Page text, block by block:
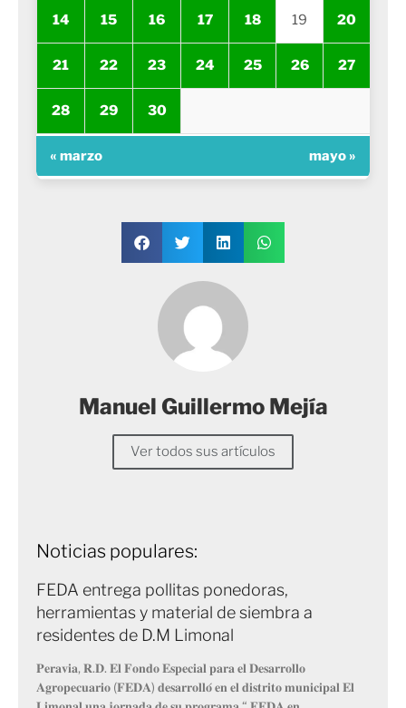
14 15 16 17 18 19 20
21 22 23 24 25 26 27
28 29 30
« marzo mayo »
Manuel Guillermo Mejía
Ver todos sus artículos
Noticias populares:
FEDA entrega pollitas ponedoras,
herramientas y material de siembra a
residentes de D.M Limonal
𝐏𝐞𝐫𝐚𝐯𝐢𝐚, 𝐑.𝐃. 𝐄𝐥 𝐅𝐨𝐧𝐝𝐨 𝐄𝐬𝐩𝐞𝐜𝐢𝐚𝐥 𝐩𝐚𝐫𝐚 𝐞𝐥 𝐃𝐞𝐬𝐚𝐫𝐫𝐨𝐥𝐥𝐨
𝐀𝐠𝐫𝐨𝐩𝐞𝐜𝐮𝐚𝐫𝐢𝐨 (𝐅𝐄𝐃𝐀) 𝐝𝐞𝐬𝐚𝐫𝐫𝐨𝐥𝐥𝐨́ 𝐞𝐧 𝐞𝐥 𝐝𝐢𝐬𝐭𝐫𝐢𝐭𝐨 𝐦𝐮𝐧𝐢𝐜𝐢𝐩𝐚𝐥 𝐄𝐥